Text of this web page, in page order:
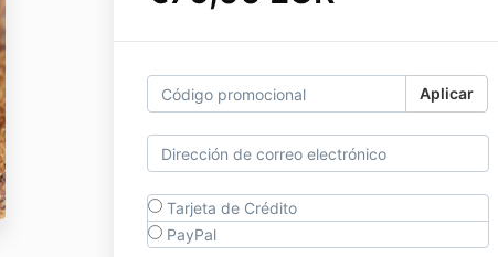
Aplicar
Tarjeta de Crédito
PayPal